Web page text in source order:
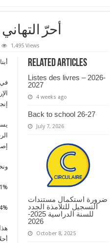
أحرّ
1,495 Views
Related Articles
Listes des livres – 2026-
2027
4 weeks ago
Back to school 26-27
July 7, 2026
ضرورة استكمال مستندات
التسجيل للتلامذة الجدد
للسنة الدراسية 2025-
2026
October 8, 2025
في
21% منكم حصلوا
14% منكم تألّقوا